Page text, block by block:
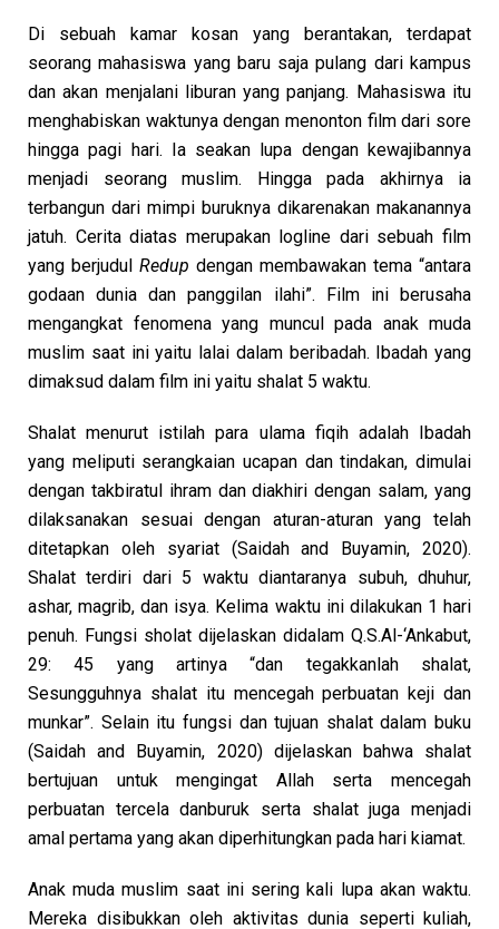
Di sebuah kamar kosan yang berantakan, terdapat
seorang mahasiswa yang baru saja pulang dari kampus
dan akan menjalani liburan yang panjang. Mahasiswa itu
menghabiskan waktunya dengan menonton film dari sore
hingga pagi hari. Ia seakan lupa dengan kewajibannya
menjadi seorang muslim. Hingga pada akhirnya ia
terbangun dari mimpi buruknya dikarenakan makanannya
jatuh. Cerita diatas merupakan logline dari sebuah film
yang berjudul Redup dengan membawakan tema “antara
godaan dunia dan panggilan ilahi”. Film ini berusaha
mengangkat fenomena yang muncul pada anak muda
muslim saat ini yaitu lalai dalam beribadah. Ibadah yang
dimaksud dalam film ini yaitu shalat 5 waktu.
Shalat menurut istilah para ulama fiqih adalah Ibadah
yang meliputi serangkaian ucapan dan tindakan, dimulai
dengan takbiratul ihram dan diakhiri dengan salam, yang
dilaksanakan sesuai dengan aturan-aturan yang telah
ditetapkan oleh syariat (Saidah and Buyamin, 2020).
Shalat terdiri dari 5 waktu diantaranya subuh, dhuhur,
ashar, magrib, dan isya. Kelima waktu ini dilakukan 1 hari
penuh. Fungsi sholat dijelaskan didalam Q.S.Al-‘Ankabut,
29: 45 yang artinya “dan tegakkanlah shalat,
Sesungguhnya shalat itu mencegah perbuatan keji dan
munkar”. Selain itu fungsi dan tujuan shalat dalam buku
(Saidah and Buyamin, 2020) dijelaskan bahwa shalat
bertujuan untuk mengingat Allah serta mencegah
perbuatan tercela danburuk serta shalat juga menjadi
amal pertama yang akan diperhitungkan pada hari kiamat.
Anak muda muslim saat ini sering kali lupa akan waktu.
Mereka disibukkan oleh aktivitas dunia seperti kuliah,